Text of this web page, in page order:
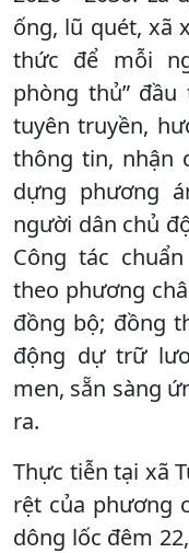
ống, lũ quét, xã
thức để mỗi
phòng thủ”
tuyên truyền,
thông tin, nhận
dựng phương
người dân chủ
Công tác
theo phương
đồng bộ; đồng
động dự trữ
men, sẵn sàng
ra.
Thực tiễn tại xã
rệt của phương
dông lốc đêm